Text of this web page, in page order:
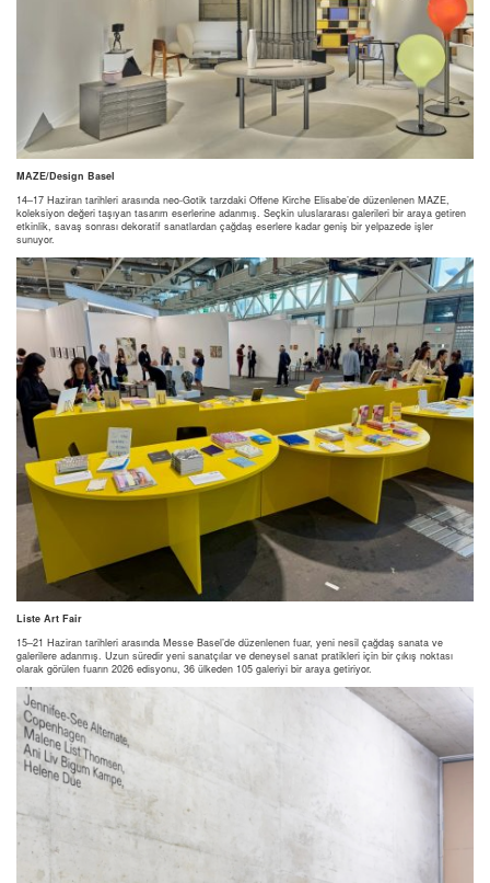
MAZE/Design Basel
14–17 Haziran tarihleri arasında neo-Gotik tarzdaki Offene Kirche Elisabe’de düzenlenen MAZE,
koleksiyon değeri taşıyan tasarım eserlerine adanmış. Seçkin uluslararası galerileri bir araya getiren
etkinlik, savaş sonrası dekoratif sanatlardan çağdaş eserlere kadar geniş bir yelpazede işler
sunuyor.
Liste Art Fair
15–21 Haziran tarihleri arasında Messe Basel’de düzenlenen fuar, yeni nesil çağdaş sanata ve
galerilere adanmış. Uzun süredir yeni sanatçılar ve deneysel sanat pratikleri için bir çıkış noktası
olarak görülen fuarın 2026 edisyonu, 36 ülkeden 105 galeriyi bir araya getiriyor.